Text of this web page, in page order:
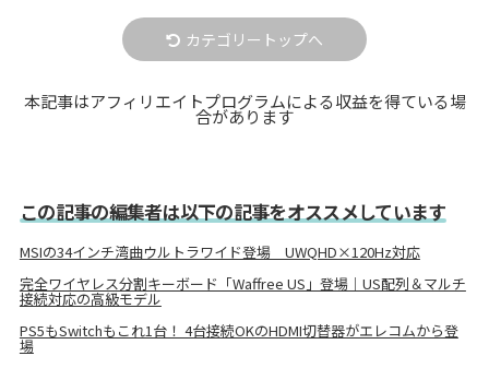
カテゴリートップへ
本記事はアフィリエイトプログラムによる収益を得ている場
合があります
この記事の編集者は以下の記事をオススメしています
MSIの34インチ湾曲ウルトラワイド登場 UWQHD×120Hz対応
完全ワイヤレス分割キーボード「Waffree US」登場｜US配列＆マルチ
接続対応の高級モデル
PS5もSwitchもこれ1台！ 4台接続OKのHDMI切替器がエレコムから登
場